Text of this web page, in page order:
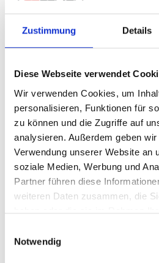
Zustimmung Details
Diese Webseite verwendet
Wir verwenden Cookies, um
personalisieren, Funktionen für
zu können und die Zugriffe auf
analysieren. Außerdem geben
Verwendung unserer Website an
soziale Medien, Werbung und
Partner führen diese
weiteren Daten zusammen, die
haben oder die sie im Rahmen
Notwendig
Anzahl Ausgänge:
TOE 8730
Anzahl Ausgänge:
2-5 (linear geregelt)
TOE 8840
1-2 (linear geregelt)